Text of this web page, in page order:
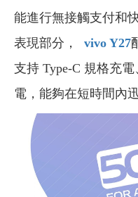
能進行無接觸支付和
表現部分，
vivo Y27
支持 Type-C 規格充
電，能夠在短時間內